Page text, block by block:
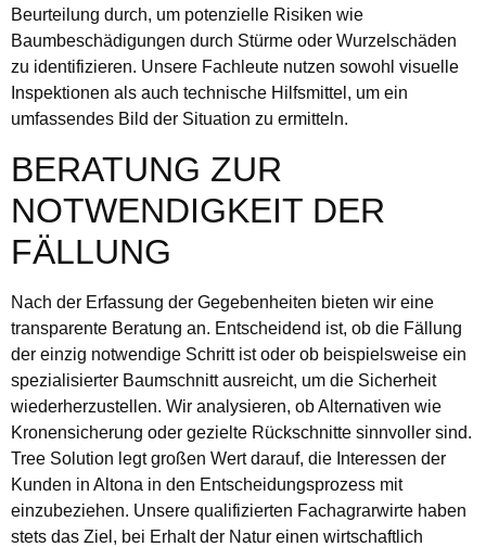
Beurteilung durch, um potenzielle Risiken wie
Baumbeschädigungen durch Stürme oder Wurzelschäden
zu identifizieren. Unsere Fachleute nutzen sowohl visuelle
Inspektionen als auch technische Hilfsmittel, um ein
umfassendes Bild der Situation zu ermitteln.
BERATUNG ZUR
NOTWENDIGKEIT DER
FÄLLUNG
Nach der Erfassung der Gegebenheiten bieten wir eine
transparente Beratung an. Entscheidend ist, ob die Fällung
der einzig notwendige Schritt ist oder ob beispielsweise ein
spezialisierter Baumschnitt ausreicht, um die Sicherheit
wiederherzustellen. Wir analysieren, ob Alternativen wie
Kronensicherung oder gezielte Rückschnitte sinnvoller sind.
Tree Solution legt großen Wert darauf, die Interessen der
Kunden in Altona in den Entscheidungsprozess mit
einzubeziehen. Unsere qualifizierten Fachagrarwirte haben
stets das Ziel, bei Erhalt der Natur einen wirtschaftlich